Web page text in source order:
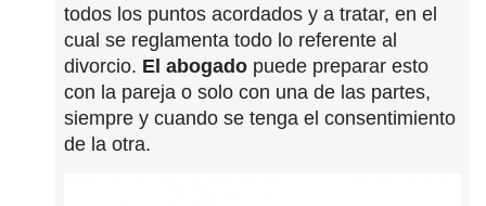
todos los puntos acordados y a tratar, en el
cual se reglamenta todo lo referente al
divorcio. El abogado puede preparar esto
con la pareja o solo con una de las partes,
siempre y cuando se tenga el consentimiento
de la otra.